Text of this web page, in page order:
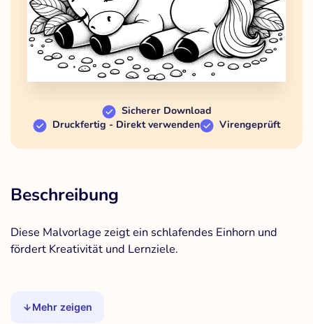
Sicherer Download
Druckfertig - Direkt verwenden
Virengeprüft
Beschreibung
Diese Malvorlage zeigt ein schlafendes Einhorn und
fördert Kreativität und Lernziele.
Mehr zeigen